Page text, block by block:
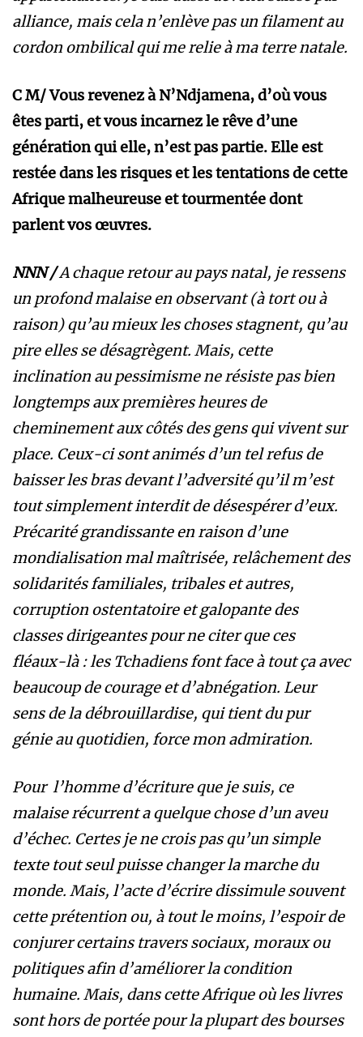
alliance, mais cela n’enlève pas un filament au
cordon ombilical qui me relie à ma terre natale.
C M/Vous revenez à N’Ndjamena, d’où vous
êtes parti, et vous incarnez le rêve d’une
génération qui elle, n’est pas partie. Elle est
restée dans les risques et les tentations de cette
Afrique malheureuse et tourmentée dont
parlent vos œuvres.
NNN /A chaque retour au pays natal, je ressens
un profond malaise en observant (à tort ou à
raison) qu’au mieux les choses stagnent, qu’au
pire elles se désagrègent. Mais, cette
inclination au pessimisme ne résiste pas bien
longtemps aux premières heures de
cheminement aux côtés des gens qui vivent sur
place. Ceux-ci sont animés d’un tel refus de
baisser les bras devant l’adversité qu’il m’est
tout simplement interdit de désespérer d’eux.
Précarité grandissante en raison d’une
mondialisation mal maîtrisée, relâchement des
solidarités familiales, tribales et autres,
corruption ostentatoire et galopante des
classes dirigeantes pour ne citer que ces
fléaux-là : les Tchadiens font face à tout ça avec
beaucoup de courage et d’abnégation. Leur
sens de la débrouillardise, qui tient du pur
génie au quotidien, force mon admiration.
Pour l’homme d’écriture que je suis, ce
malaise récurrent a quelque chose d’un aveu
d’échec. Certes je ne crois pas qu’un simple
texte tout seul puisse changer la marche du
monde. Mais, l’acte d’écrire dissimule souvent
cette prétention ou, à tout le moins, l’espoir de
conjurer certains travers sociaux, moraux ou
politiques afin d’améliorer la condition
humaine. Mais, dans cette Afrique où les livres
sont hors de portée pour la plupart des bourses